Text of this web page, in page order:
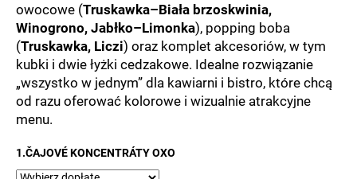
owocowe (Truskawka–Biała brzoskwinia,
Winogrono, Jabłko–Limonka), popping boba
(Truskawka, Liczi) oraz komplet akcesoriów, w tym
kubki i dwie łyżki cedzakowe. Idealne rozwiązanie
„wszystko w jednym” dla kawiarni i bistro, które chcą
od razu oferować kolorowe i wizualnie atrakcyjne
menu.
1.ČAJOVÉ KONCENTRÁTY OXO
P
o
l
e
c
a
y